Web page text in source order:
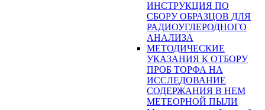
ИНСТРУКЦИЯ ПО
СБОРУ ОБРАЗЦОВ ДЛЯ
РАДИОУГЛЕРОДНОГО
АНАЛИЗА
МЕТОДИЧЕСКИЕ
УКАЗАНИЯ К ОТБОРУ
ПРОБ ТОРФА НА
ИССЛЕДОВАНИЕ
СОДЕРЖАНИЯ В НЕМ
МЕТЕОРНОЙ ПЫЛИ